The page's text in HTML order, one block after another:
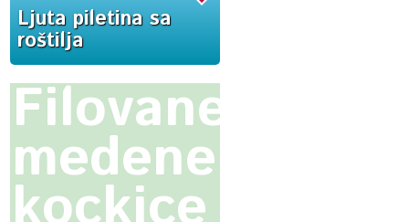
Ljuta piletina sa
roštilja
Filovane
medene